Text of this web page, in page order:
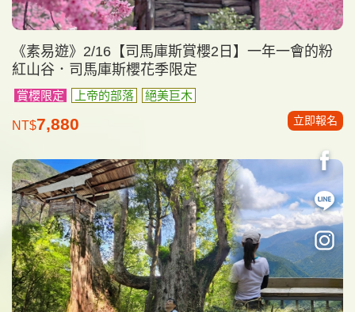
《素易遊》2/16【司馬庫斯賞櫻2日】一年一會的粉
紅山谷．司馬庫斯櫻花季限定
賞櫻限定 上帝的部落 絕美巨木
NT$7,880 立即報名